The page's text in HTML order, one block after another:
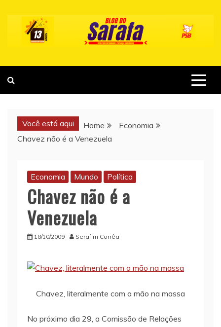
content
Você está aqui Home
Economia
Chavez não é a Venezuela
Economia Mundo Política
Chavez não é a
Venezuela
18/10/2009 Serafim Corrêa
Chavez, literalmente com a mão na massa
No próximo dia 29, a Comissão de Relações